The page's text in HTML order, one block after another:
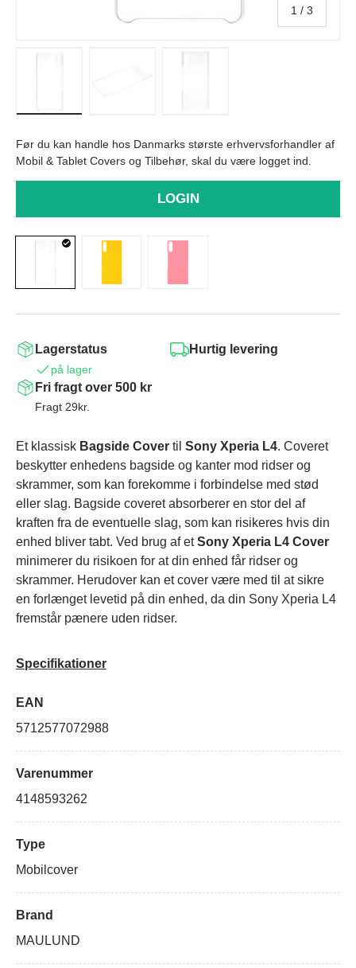
1 / af
3
Før du kan handle hos Danmarks største erhvervsforhandler af
Mobil & Tablet Covers og Tilbehør, skal du være logget ind.
LOGIN
Lagerstatus
på lager
Hurtig levering
Fri fragt over 500 kr
Fragt 29kr.
Et klassisk Bagside Cover til Sony Xperia L4. Coveret
beskytter enhedens bagside og kanter mod ridser og
skrammer, som kan forekomme i forbindelse med stød
eller slag. Bagside coveret absorberer en stor del af
kraften fra de eventuelle slag, som kan risikeres hvis din
enhed bliver tabt. Ved brug af etSony Xperia L4 Cover
minimerer du risikoen for at din enhed får ridser og
skrammer. Herudover kan et cover være med til at sikre
en forlænget levetid på din enhed, da din Sony Xperia L4
fremstår pænere uden ridser.
Specifikationer
EAN
5712577072988
Varenummer
4148593262
Type
Mobilcover
Brand
MAULUND